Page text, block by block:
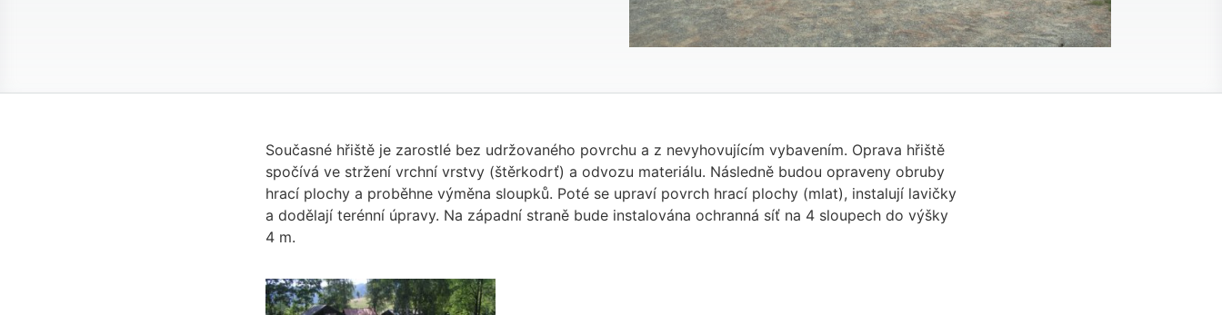
Současné hřiště je zarostlé bez udržovaného povrchu a z nevyhovujícím vybavením. Oprava hřiště
spočívá ve stržení vrchní vrstvy (štěrkodrť) a odvozu materiálu. Následně budou opraveny obruby
hrací plochy a proběhne výměna sloupků. Poté se upraví povrch hrací plochy (mlat), instalují lavičky
a dodělají terénní úpravy. Na západní straně bude instalována ochranná síť na 4 sloupech do výšky
4 m.